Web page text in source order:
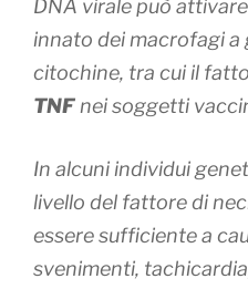
DNA virale può
innato dei macrofagi a
citochine, tra cui il
TNFnei soggetti
In alcuni individui
livello del fattore di
essere sufficiente a
svenimenti,